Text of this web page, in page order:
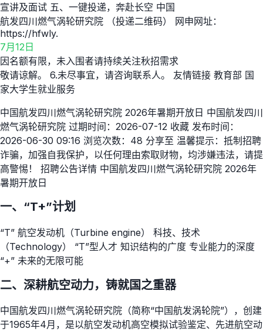
宣讲及面试 五、一键投递，奔赴长空 中国
航发四川燃气涡轮研究院 （投递二维码） 网申网址：
https://hfwly.
7月12日
因名额有限，未入围者请持续关注秋招需求
敬请谅解。 6.未尽事宜，请咨询联系人。 友情链接 教育部 国
家大学生就业服务
中国航发四川燃气涡轮研究院 2026年暑期开放日 中国航发四川
燃气涡轮研究院 过期时间：2026-07-12 收藏 发布时间：
2026-06-30 09:16 浏览次数：48 分享至 温馨提示：抵制招聘
诈骗，加强自我保护，以任何理由索取财物，均涉嫌违法，请提
高警惕！ 招聘公告详情 中国航发四川燃气涡轮研究院 2026年
暑期开放日
一、“T+”计划
“T” 航空发动机（Turbine engine） 科技、技术
（Technology） “T”型人才 知识结构的广度 专业能力的深度
“+” 未来的无限可能
二、深耕航空动力，铸就国之重器
中国航发四川燃气涡轮研究院（简称“中国航发涡轮院”），创建
于1965年4月，是以航空发动机高空模拟试验鉴定、先进航空动